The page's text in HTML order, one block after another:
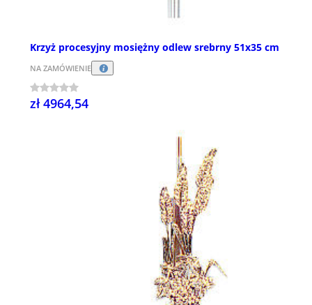
Krzyż procesyjny mosiężny odlew srebrny 51x35 cm
NA ZAMÓWIENIE
zł 4964,54